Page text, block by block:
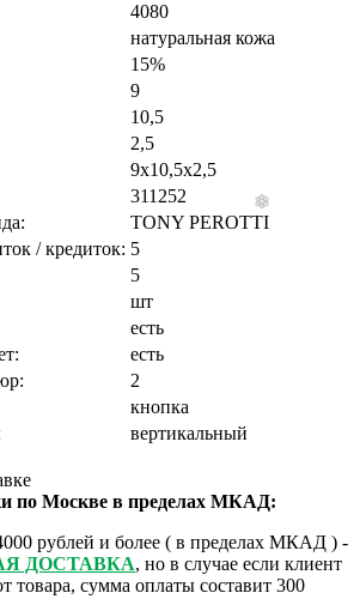
4080
натуральная кожа
15%
9
10,5
2,5
9x10,5x2,5
311252
TONY PEROTTI
/ кредиток: 5
5
шт
есть
есть
2
кнопка
вертикальный
по Москве в пределах МКАД:
рублей и более ( в пределах МКАД ) -
ДОСТАВКА, но в случае если клиент
товара, сумма оплаты составит 300